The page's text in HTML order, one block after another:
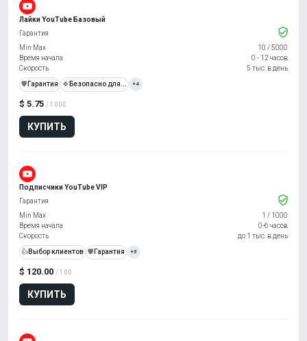
Лайки YouTube Базовый
$ 5.75 / 1000
КУПИТЬ
Гарантия
Min Max
10 /5000
Время начала
0 - 12 часов
Скорость
5 тыс. в день
️🛡️ Гарантия 🍀 Безопасно для... +4
Подписчики YouTube VIP
$ 120.00 / 100
КУПИТЬ
Гарантия
Min Max
1 / 1000
Время начала
0-6 часов
Скорость
до 1 тыс. в день
👍Выбор клиентов ️🛡️ Гарантия +3